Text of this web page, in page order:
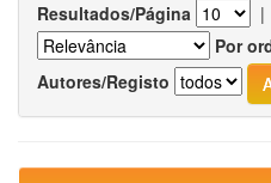
Resultados/Página |
Por
Autores/Registo